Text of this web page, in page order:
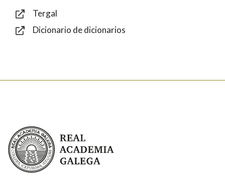
Tergal
Dicionario de dicionarios
Real Academia Galega